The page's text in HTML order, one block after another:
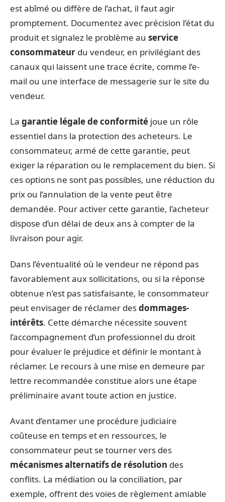
est abîmé ou diffère de l’achat, il faut agir
promptement. Documentez avec précision l’état du
produit et signalez le problème au service
consommateur du vendeur, en privilégiant des
canaux qui laissent une trace écrite, comme l’e-
mail ou une interface de messagerie sur le site du
vendeur.
La garantie légale de conformité joue un rôle
essentiel dans la protection des acheteurs. Le
consommateur, armé de cette garantie, peut
exiger la réparation ou le remplacement du bien. Si
ces options ne sont pas possibles, une réduction du
prix ou l’annulation de la vente peut être
demandée. Pour activer cette garantie, l’acheteur
dispose d’un délai de deux ans à compter de la
livraison pour agir.
Dans l’éventualité où le vendeur ne répond pas
favorablement aux sollicitations, ou si la réponse
obtenue n’est pas satisfaisante, le consommateur
peut envisager de réclamer desdommages-
intérêts. Cette démarche nécessite souvent
l’accompagnement d’un professionnel du droit
pour évaluer le préjudice et définir le montant à
réclamer. Le recours à une mise en demeure par
lettre recommandée constitue alors une étape
préliminaire avant toute action en justice.
Avant d’entamer une procédure judiciaire
coûteuse en temps et en ressources, le
consommateur peut se tourner vers des
mécanismes alternatifs de résolution des
conflits. La médiation ou la conciliation, par
exemple, offrent des voies de règlement amiable